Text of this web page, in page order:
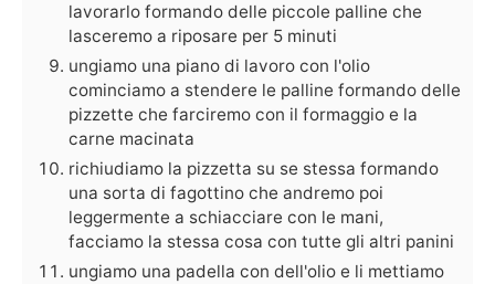
lavorarlo formando delle piccole palline che
lasceremo a riposare per 5 minuti
ungiamo una piano di lavoro con l'olio
cominciamo a stendere le palline formando delle
pizzette che farciremo con il formaggio e la
carne macinata
richiudiamo la pizzetta su se stessa formando
una sorta di fagottino che andremo poi
leggermente a schiacciare con le mani,
facciamo la stessa cosa con tutte gli altri panini
ungiamo una padella con dell'olio e li mettiamo